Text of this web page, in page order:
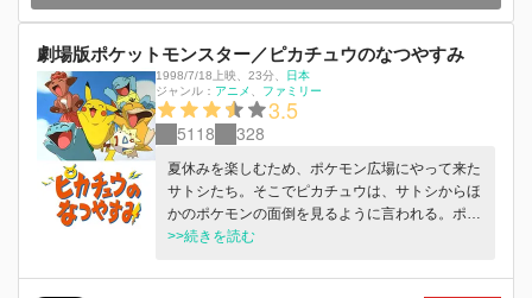
劇場版ポケットモンスター／ピカチュウのなつやすみ
1998/7/18上映 23分
日本
ジャンル： アニメ ファミリー
3.5
5118 328
夏休みを楽しむため、ポケモン広場にやって来た
サトシたち。そこでピカチュウは、サトシからほ
かのポケモンの面倒を見るように言われる。ポケ
モン広場を楽しもうとしたピカチュウだったが、
出してしまい…。
>>続きを読む